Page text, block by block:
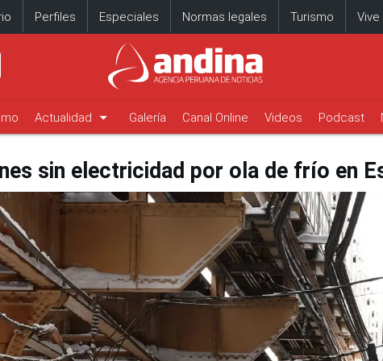
Perfiles Especiales Normas legales Turismo Vive
Actualidad arrow_drop_down Galería Canal Online Videos Podcast
sin electricidad por ola de frío en